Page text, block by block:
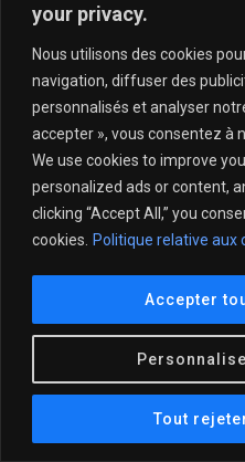
your privacy.
Nous utilisons des cookies
navigation, diffuser des
personnalisés et analyser
accepter », vous consentez à
We use cookies to improve
personalized ads or content,
clicking “Accept All,” you
cookies. Politique relative aux
Tout
Accepter
Politique de protection
© 2021 Club de